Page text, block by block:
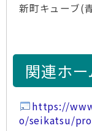
新町キューブ(
関連ホ
https://
o/seikatsu/